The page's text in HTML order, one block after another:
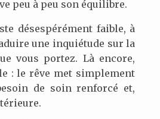
peu à peu son équilibre.
désespérément faible, à
une inquiétude sur la
vous portez. Là encore,
: le rêve met simplement
de soin renforcé et,